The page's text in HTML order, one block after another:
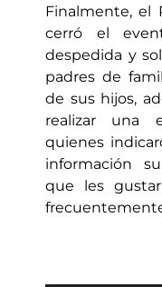
Finalmente, el
cerró el
despedida y
padres de
de sus hijos,
realizar una
quienes
información
que les